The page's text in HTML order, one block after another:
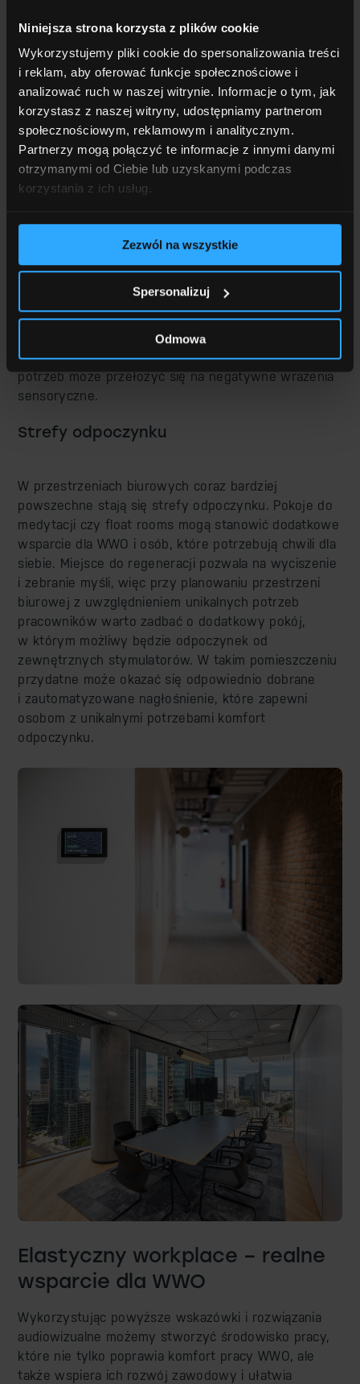
Niniejsza strona korzysta z plików cookie
Wykorzystujemy pliki cookie do spersonalizowania treści
i reklam, aby oferować funkcje społecznościowe i
analizować ruch w naszej witrynie. Informacje o tym, jak
korzystasz z naszej witryny, udostępniamy partnerom
społecznościowym, reklamowym i analitycznym.
Partnerzy mogą połączyć te informacje z innymi danymi
otrzymanymi od Ciebie lub uzyskanymi podczas
korzystania z ich usług.
Zezwól na wszystkie
Spersonalizuj
Odmowa
Intuicyjny system rezerwacji sal
Warto pamiętać o maksymalnym uproszczeniu
obsługi systemów zarządzania biurem. Zaliczymy do
nich np. rezerwację sal, miejsc parkingowych czy
biurek. Proste i intuicyjne systemy rezerwacji sal
pozwalają na zminimalizowanie stresu, przyczyniają
i sprawczości pracowników. Na rynku znaleźć można
wiele aplikacji i platform do rezerwacji przestrzeni,
więc ważne jest dokonanie dobrego wyboru – w tym
Ponadto, skomplikowane systemy rezerwacyjne
mogą być obciążające dla wzroku osób wysoko
wrażliwych – nawet tak krótki kontakt
z wyświetlaczem niedostosowanym do ich unikalnych
potrzeb może przełożyć się na negatywne wrażenia
sensoryczne.
Strefy odpoczynku
W przestrzeniach biurowych coraz bardziej
powszechne stają się strefy odpoczynku. Pokoje do
medytacji czy float rooms mogą stanowić dodatkowe
wsparcie dla WWO i osób, które potrzebują chwili dla
siebie. Miejsce do regeneracji pozwala na wyciszenie
i zebranie myśli, więc przy planowaniu przestrzeni
biurowej z uwzględnieniem unikalnych potrzeb
pracowników warto zadbać o dodatkowy pokój,
w którym możliwy będzie odpoczynek od
zewnętrznych stymulatorów. W takim pomieszczeniu
przydatne może okazać się odpowiednio dobrane
i zautomatyzowane nagłośnienie, które zapewni
osobom z unikalnymi potrzebami komfort
odpoczynku.
Elastyczny workplace – realne
wsparcie dla WWO
Wykorzystując powyższe wskazówki i rozwiązania
audiowizualne możemy stworzyć środowisko pracy,
które nie tylko poprawia komfort pracy WWO, ale
także wspiera ich rozwój zawodowy i ułatwia